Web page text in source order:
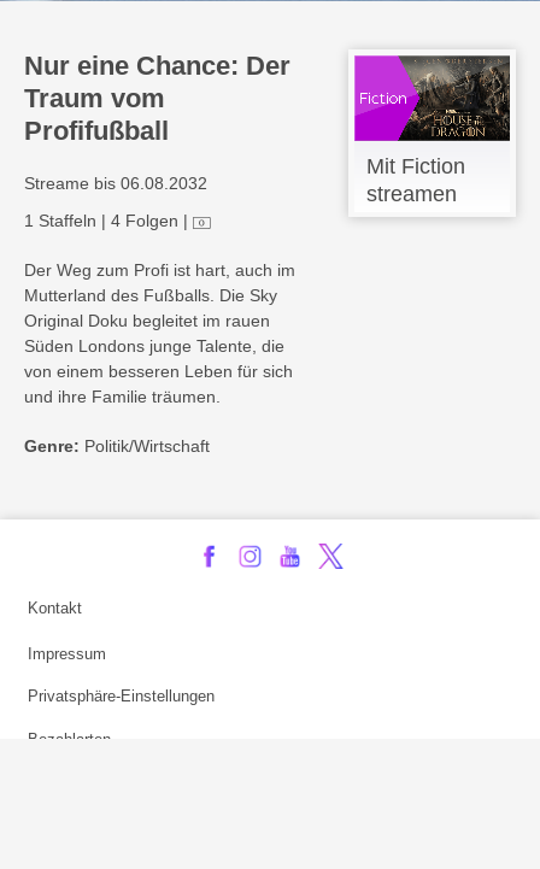
Nur eine Chance: Der
Traum vom
Profifußball
Streame bis 06.08.2032
1 Staffeln | 4 Folgen |
Der Weg zum Profi ist hart, auch im
Mutterland des Fußballs. Die Sky
Original Doku begleitet im rauen
Süden Londons junge Talente, die
von einem besseren Leben für sich
und ihre Familie träumen.
Genre: Politik/Wirtschaft
Mit Fiction
streamen
Kontakt
Impressum
Privatsphäre-Einstellungen
Bezahlarten